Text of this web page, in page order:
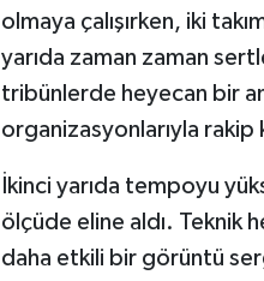
olmaya çalışırken, iki
yarıda zaman zaman
tribünlerde heyecan bir
organizasyonlarıyla rakip
İkinci yarıda tempoyu
ölçüde eline aldı. Teknik
daha etkili bir görüntü